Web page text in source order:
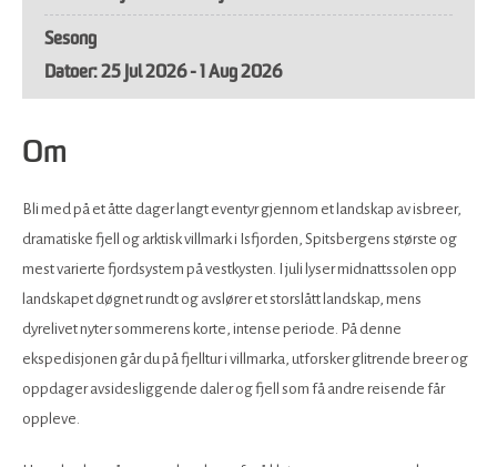
Sesong
25 Jul 2026 - 1 Aug 2026
Om
Bli med på et åtte dager langt eventyr gjennom et landskap av isbreer,
dramatiske fjell og arktisk villmark i Isfjorden, Spitsbergens største og
mest varierte fjordsystem på vestkysten. I juli lyser midnattssolen opp
landskapet døgnet rundt og avslører et storslått landskap, mens
dyrelivet nyter sommerens korte, intense periode. På denne
ekspedisjonen går du på fjelltur i villmarka, utforsker glitrende breer og
oppdager avsidesliggende daler og fjell som få andre reisende får
oppleve.